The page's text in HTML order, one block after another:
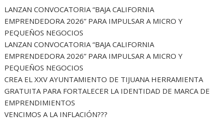
LANZAN CONVOCATORIA “BAJA CALIFORNIA
EMPRENDEDORA 2026” PARA IMPULSAR A MICRO Y
PEQUEÑOS NEGOCIOS
LANZAN CONVOCATORIA “BAJA CALIFORNIA
EMPRENDEDORA 2026” PARA IMPULSAR A MICRO Y
PEQUEÑOS NEGOCIOS
CREA EL XXV AYUNTAMIENTO DE TIJUANA HERRAMIENTA
GRATUITA PARA FORTALECER LA IDENTIDAD DE MARCA DE
EMPRENDIMIENTOS
VENCIMOS A LA INFLACIÓN???